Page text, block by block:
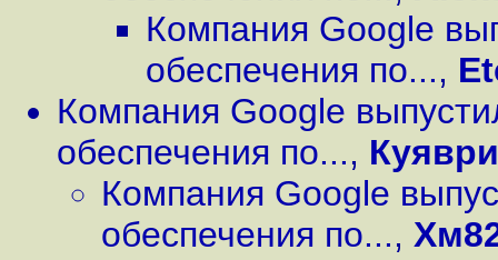
Компания Google
обеспечения по...,
Компания Google
обеспечения по...,
Компания Google
обеспечения по...,